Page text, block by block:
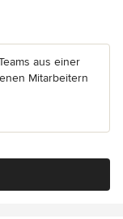
aus einer
Mitarbeitern